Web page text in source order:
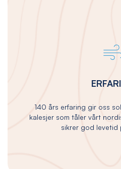
140 års erfaring gir oss
kalesjer som tåler vårt
sikrer god levetid